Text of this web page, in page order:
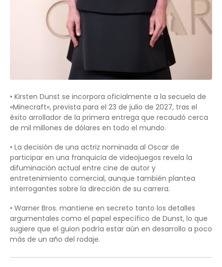
• Kirsten Dunst se incorpora oficialmente a la secuela de
«Minecraft», prevista para el 23 de julio de 2027, tras el
éxito arrollador de la primera entrega que recaudó cerca
de mil millones de dólares en todo el mundo.
• La decisión de una actriz nominada al Oscar de
participar en una franquicia de videojuegos revela la
difuminación actual entre cine de autor y
entretenimiento comercial, aunque también plantea
interrogantes sobre la dirección de su carrera.
• Warner Bros. mantiene en secreto tanto los detalles
argumentales como el papel específico de Dunst, lo que
sugiere que el guion podría estar aún en desarrollo a poco
más de un año del rodaje.